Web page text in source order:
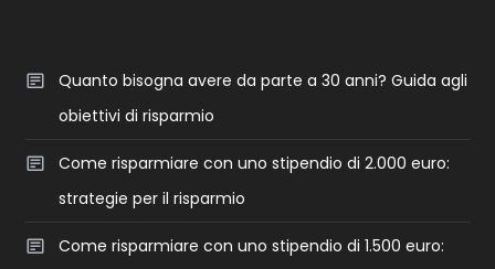
Quanto bisogna avere da parte a 30 anni? Guida agli
obiettivi di risparmio
Come risparmiare con uno stipendio di 2.000 euro:
strategie per il risparmio
Come risparmiare con uno stipendio di 1.500 euro: